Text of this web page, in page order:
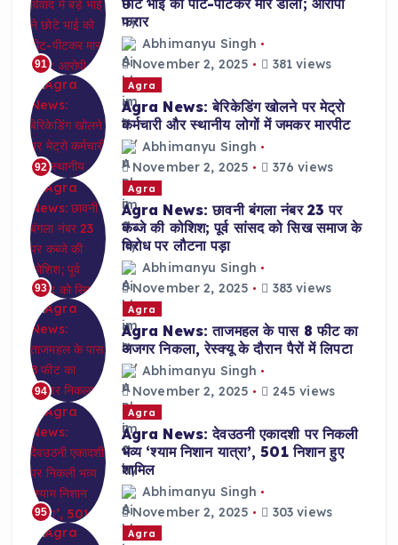
91
छोटे भाई को पीट-पीटकर मार डाला; आरोपी
फरार
Abhimanyu Singh
November 2, 2025
381 views
92
Agra
Agra News: बेरिकेडिंग खोलने पर मेट्रो
कर्मचारी और स्थानीय लोगों में जमकर मारपीट
Abhimanyu Singh
November 2, 2025
376 views
93
Agra
Agra News: छावनी बंगला नंबर 23 पर
कब्जे की कोशिश; पूर्व सांसद को सिख समाज के
विरोध पर लौटना पड़ा
Abhimanyu Singh
November 2, 2025
383 views
94
Agra
Agra News: ताजमहल के पास 8 फीट का
अजगर निकला, रेस्क्यू के दौरान पैरों में लिपटा
Abhimanyu Singh
November 2, 2025
245 views
95
Agra
Agra News: देवउठनी एकादशी पर निकली
भव्य ‘श्याम निशान यात्रा’, 501 निशान हुए
शामिल
Abhimanyu Singh
November 2, 2025
303 views
Agra